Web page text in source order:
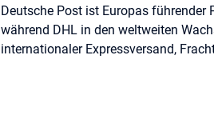
#jobsnlduesseldorf
#F1Technik
Deutsche Post ist Europas führender
während DHL in den weltweiten
internationaler Expressversand,